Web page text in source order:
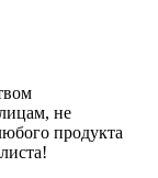
не
продукта